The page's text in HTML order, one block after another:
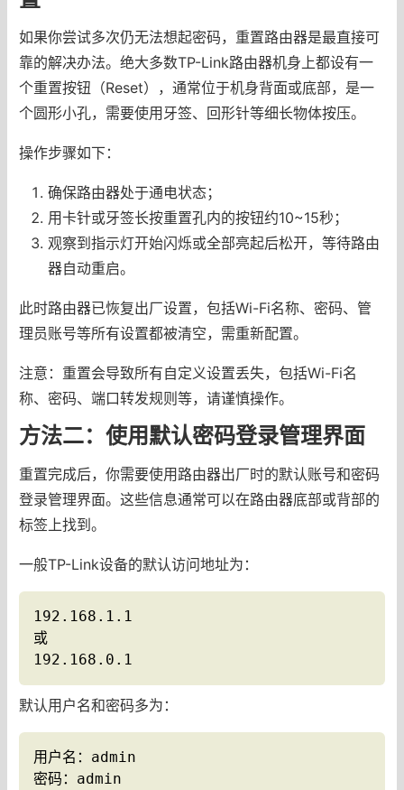
如果你尝试多次仍无法想起密码，重置路由器是最直接可
靠的解决办法。绝大多数TP-Link路由器机身上都设有一
个重置按钮（Reset），通常位于机身背面或底部，是一
个圆形小孔，需要使用牙签、回形针等细长物体按压。
操作步骤如下：
确保路由器处于通电状态；
用卡针或牙签长按重置孔内的按钮约10~15秒；
观察到指示灯开始闪烁或全部亮起后松开，等待路由
器自动重启。
此时路由器已恢复出厂设置，包括Wi-Fi名称、密码、管
理员账号等所有设置都被清空，需重新配置。
注意：重置会导致所有自定义设置丢失，包括Wi-Fi名
称、密码、端口转发规则等，请谨慎操作。
方法二：使用默认密码登录管理界面
重置完成后，你需要使用路由器出厂时的默认账号和密码
登录管理界面。这些信息通常可以在路由器底部或背部的
标签上找到。
一般TP-Link设备的默认访问地址为：
192.168.1.1
或
192.168.0.1
默认用户名和密码多为：
用户名：admin
密码：admin